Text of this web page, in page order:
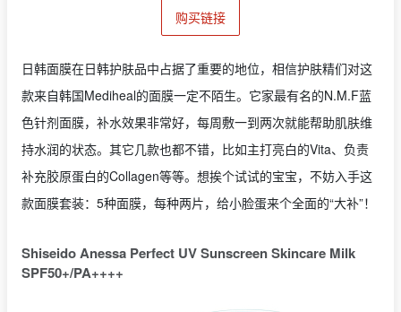
购买链接
日韩面膜在日韩护肤品中占据了重要的地位，相信护肤精们对这
款来自韩国Mediheal的面膜一定不陌生。它家最有名的N.M.F蓝
色针剂面膜，补水效果非常好，每周敷一到两次就能帮助肌肤维
持水润的状态。其它几款也都不错，比如主打亮白的Vita、负责
补充胶原蛋白的Collagen等等。想挨个试试的宝宝，不妨入手这
款面膜套装：5种面膜，每种两片，给小脸蛋来个全面的“大补”！
Shiseido Anessa Perfect UV Sunscreen Skincare Milk
SPF50+/PA++++